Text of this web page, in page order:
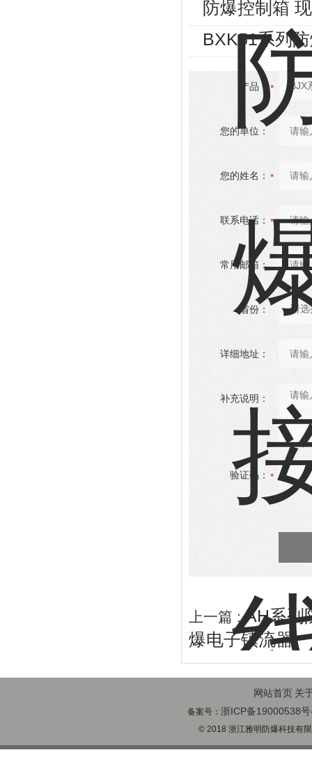
防爆控制箱
BXK51系列
产品：
您的单位：
您的姓名：
联系电话：
常用邮箱：
省份：
详细地址：
补充说明：
验证码：
上一篇 :AH系列
爆电子镇流器
网站首页 关
备案号：浙ICP备19000538
© 2018 浙江雅明防爆科技有